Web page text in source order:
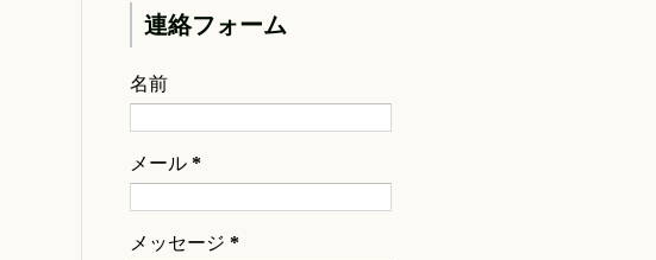
連絡フォーム
名前
メール *
メッセージ *